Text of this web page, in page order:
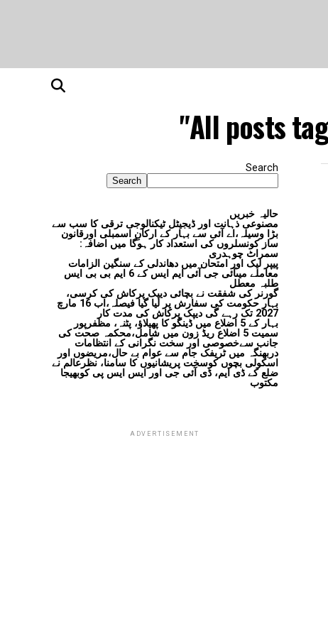
All posts
Search
Search
حالیہ خبریں
مصنوعی ذہانت اور ڈیجیٹل ٹیکنالوجی ترقی کا سب سے
بڑا وسیلہ،اے آئی سے بہار کے ارکانِ اسمبلی اورقانون
ساز کونسلروں کی استعداد کار ہوگا میں اضافہ:
سمراٹ چوہدری
پیپر لیک اور امتحان میں دھاندلی کے سنگین الزامات
معاملے میںآئی جی آئی ایم ایس کے 6 ایم بی بی ایس
طلبہ معطل
گورنر کی شفقت نے بچائی دیپک پرکاش کی کرسی،
بہار حکومت کی سفارش پر لیا گیا فیصلہ،اب 16 مارچ
2027 تک رہے گی دیپک پرکاش کی مدت کار
بہار کے 5 اضلاع میں ڈینگو کا پھیلاؤ، پٹنہ، مظفرپور
سمیت 5 اضلاع ریڈ زون میں شامل،محکمہ صحت کی
جانب سےخصوصی اور سخت نگرانی کے انتظامات
دربھنگہ میں ٹریفک جام سے عوام بے حال،مریضوں اور
اسکولی بچوں کوسخت پریشانیوں کا سامنا، نظرعالم نے
ضلع کے ڈی ایم، ڈی آئی جی اور ایس ایس پی کوبھیجا
مکتوب
ADVERTISEMENT